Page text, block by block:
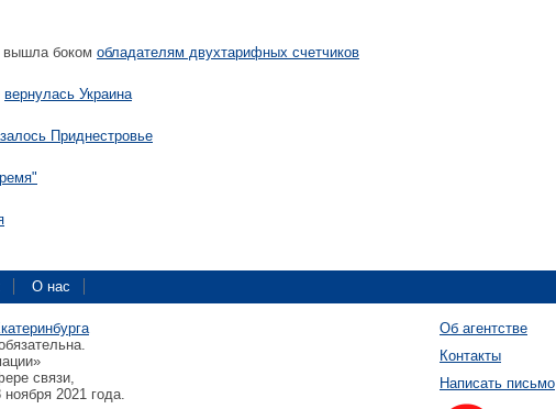
вышла боком обладателям двухтарифных счетчиков
вернулась Украина
Приднестровье
О нас
связи,
2021 года.
Об агентстве
Контакты
Написать письмо